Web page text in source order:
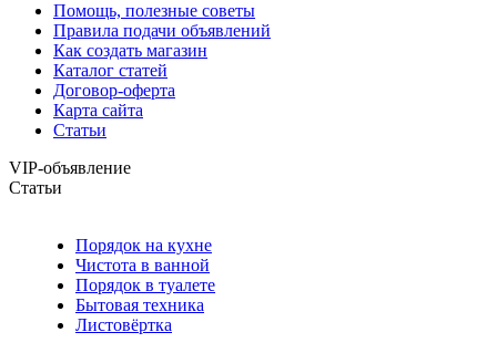
Помощь, полезные советы
Правила подачи объявлений
Как создать магазин
Каталог статей
Договор-оферта
Карта сайта
Статьи
VIP-объявление
Статьи
Порядок на кухне
Чистота в ванной
Порядок в туалете
Бытовая техника
Листовёртка